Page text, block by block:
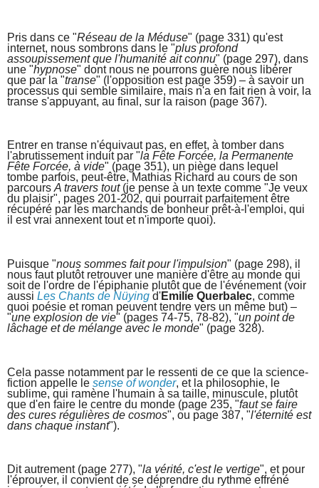
Pris dans ce "Réseau de la Méduse" (page 331) qu'est
internet, nous sombrons dans le "plus profond
assoupissement que l'humanité ait connu" (page 297), dans
une "hypnose" dont nous ne pourrons guère nous libérer
que par la "transe" (l'opposition est page 359) – à savoir un
processus qui semble similaire, mais n'a en fait rien à voir, la
transe s'appuyant, au final, sur la raison (page 367).
Entrer en transe n'équivaut pas, en effet, à tomber dans
l'abrutissement induit par "la Fête Forcée, la Permanente
Fête Forcée, à vide" (page 351), un piège dans lequel
tombe parfois, peut-être, Mathias Richard au cours de son
parcours A travers tout(je pense à un texte comme "Je veux
du plaisir", pages 201-202, qui pourrait parfaitement être
récupéré par les marchands de bonheur prêt-à-l'emploi, qui
il est vrai annexent tout et n'importe quoi).
Puisque "nous sommes fait pour l'impulsion" (page 298), il
nous faut plutôt retrouver une manière d'être au monde qui
soit de l'ordre de l'épiphanie plutôt que de l'événement (voir
aussi Les Chants de Nüying d'Emilie Querbalec, comme
quoi poésie et roman peuvent tendre vers un même but) –
"une explosion de vie" (pages 74-75, 78-82), "un point de
lâchage et de mélange avec le monde" (page 328).
Cela passe notamment par le ressenti de ce que la science-
fiction appelle le sense of wonder, et la philosophie, le
sublime, qui ramène l'humain à sa taille, minuscule, plutôt
que d'en faire le centre du monde (page 235, "faut se faire
des cures régulières de cosmos", ou page 387, "l'éternité est
dans chaque instant").
Dit autrement (page 277), "la vérité, c'est le vertige", et pour
l'éprouver, il convient de se déprendre du rythme effréné